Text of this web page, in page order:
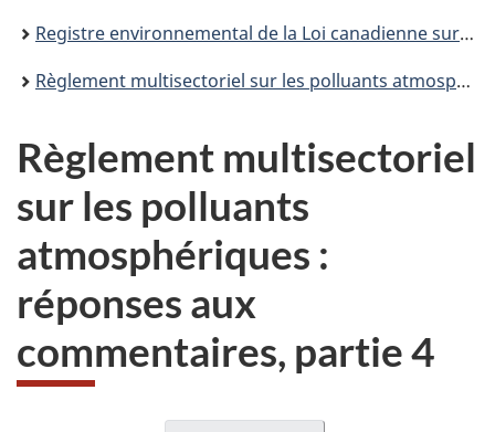
Registre environnemental de la Loi canadienne sur la protection de l’environnement : publications
Règlement multisectoriel sur les polluants atmosphériques : réponses aux commentaires
Règlement multisectoriel
sur les polluants
atmosphériques :
réponses aux
commentaires, partie 4